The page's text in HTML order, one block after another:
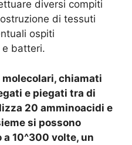
diversi compiti
di tessuti
ospiti
e batteri.
chiamati
e piegati tra di
20 amminoacidi e
si possono
10^300 volte, un